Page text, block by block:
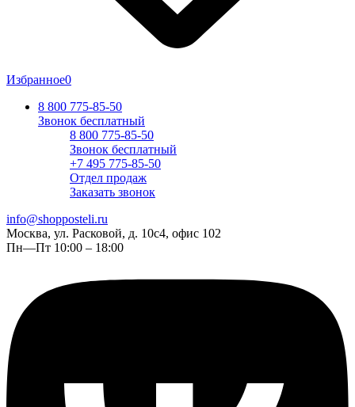
Избранное0
8 800 775-85-50
Звонок бесплатный
8 800 775-85-50
Звонок бесплатный
+7 495 775-85-50
Отдел продаж
Заказать звонок
info@shopposteli.ru
Москва, ул. Расковой, д. 10с4, офис 102
Пн—Пт 10:00 – 18:00